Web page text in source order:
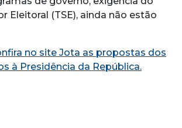
Eleitoral (TSE), ainda não estão
no site Jota as propostas dos
à Presidência da República.